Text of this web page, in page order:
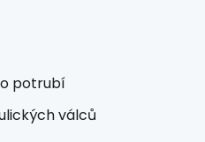
potrubí
válců